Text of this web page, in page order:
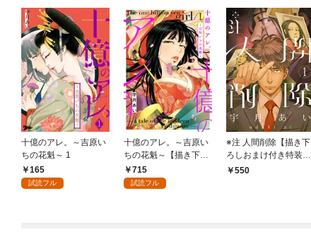
十億のアレ。～吉原い
ちの花魁～ 1
165
試読フル
十億のアレ。～吉原い
ちの花魁～【描き下ろ
しおまけ付き特装版】
1
715
試読フル
※注 人間削除【描き下
ろしおまけ付き特装
版】550